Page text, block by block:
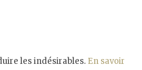
les indésirables. En savoir